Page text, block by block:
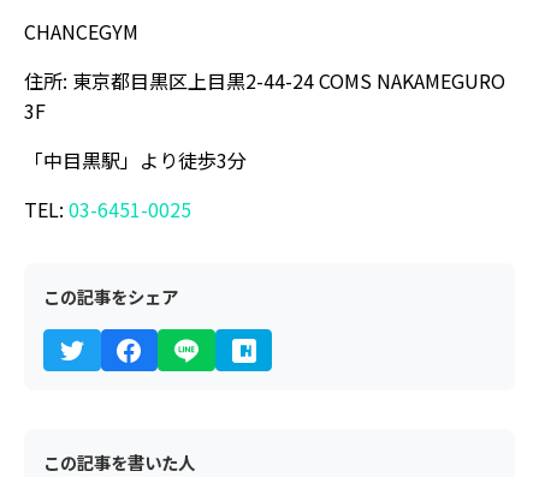
CHANCEGYM
住所: 東京都目黒区上目黒2-44-24 COMS NAKAMEGURO
3F
「中目黒駅」より徒歩3分
TEL: 03-6451-0025
この記事をシェア
この記事を書いた人